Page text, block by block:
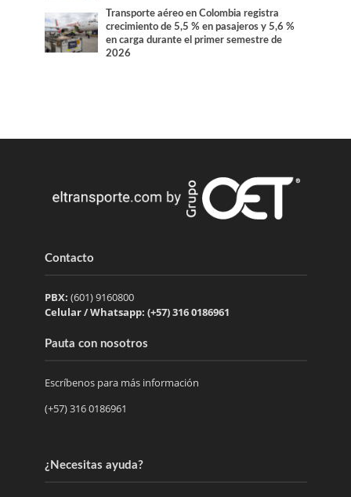
Transporte aéreo en Colombia registra
crecimiento de 5,5 % en pasajeros y 5,6 %
en carga durante el primer semestre de
2026
Contacto
PBX: (601) 9160800
Celular / Whatsapp: (+57) 316 0186961
Pauta con nosotros
Escríbenos para más información
(+57) 316 0186961
¿Necesitas ayuda?